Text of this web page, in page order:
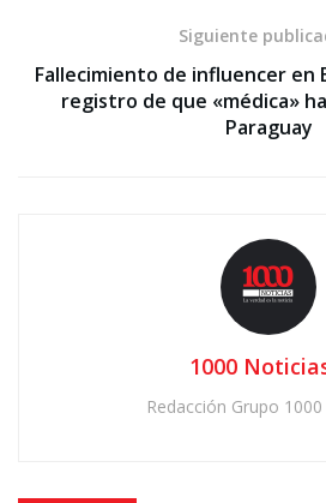
Siguiente
Fallecimiento de influencer en
registro de que «médica»
Paraguay
1000
Redacción Grupo